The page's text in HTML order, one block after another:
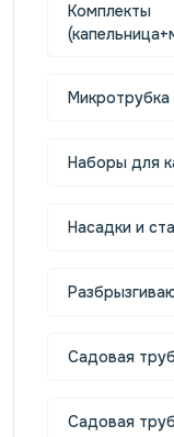
Комплекты
Микротрубка
Наборы для
Насадки и
Садовая
Садовая